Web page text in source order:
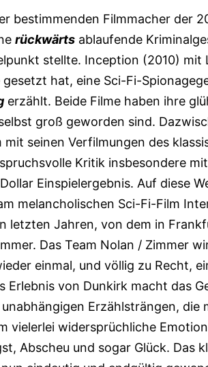
bestimmenden Filmmacher der
rückwärtsablaufende
stellte. Inception (2010) mit
hat, eine Sci-Fi-
erzählt. Beide Filme haben ihre
groß geworden sind.
seinen Verfilmungen des
Kritik insbesondere
Einspielergebnis. Auf diese
melancholischen Sci-Fi-Film
letzten Jahren, von dem in
Das Team Nolan / Zimmer
einmal, und völlig zu Recht,
von Dunkirk macht das
Erzählsträngen, die
vielerlei widersprüchliche
Abscheu und sogar Glück. Das